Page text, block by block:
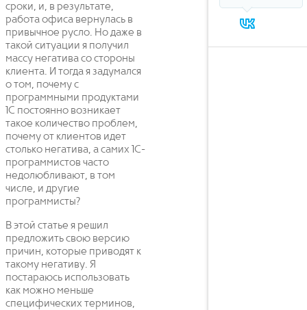
сроки, и, в результате,
работа офиса вернулась в
привычное русло. Но даже в
такой ситуации я получил
массу негатива со стороны
клиента. И тогда я задумался
о том, почему с
программными продуктами
1С постоянно возникает
такое количество проблем,
почему от клиентов идет
столько негатива, а самих 1С-
программистов часто
недолюбливают, в том
числе, и другие
программисты?
В этой статье я решил
предложить свою версию
причин, которые приводят к
такому негативу. Я
постараюсь использовать
как можно меньше
специфических терминов,